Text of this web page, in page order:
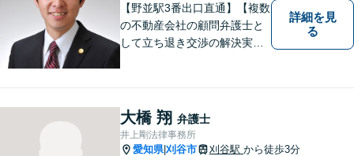
【野並駅3番出口直通】【複数
の不動産会社の顧問弁護士と
して立ち退き交渉の解決実績
被害者側に限る）、離婚、企
業及び個人事業主の顧問に関
する相談は初回相談無料で
詳細を見
る
大橋 翔 弁護士
井上剛法律事務所
愛知県|刈谷市 刈谷駅 から徒歩3分